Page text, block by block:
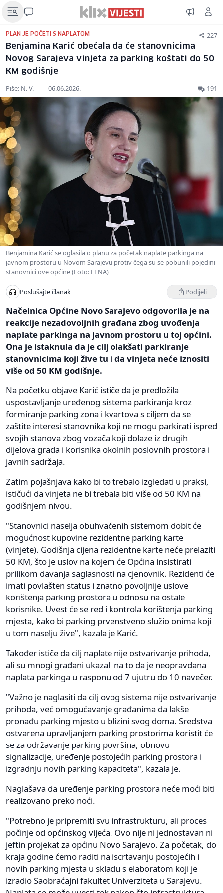
PLAN JE POČETI S NAPLATOM 227
Benjamina Karić obećala da će stanovnicima
Novog Sarajeva vinjeta za parking koštati do 50
KM godišnje
Piše: N. V. | 06.06.2026. 191
Benjamina Karić se oglasila o planu za početak naplate parkinga na
javnom prostoru u Novom Sarajevu protiv čega su se pobunili pojedini
stanovnici ove općine (Foto: FENA)
Poslušajte članak Podijeli
Načelnica Općine Novo Sarajevo odgovorila je na
reakcije nezadovoljnih građana zbog uvođenja
naplate parkinga na javnom prostoru u toj općini.
Ona je istaknula da je cilj olakšati parkiranje
stanovnicima koji žive tu i da vinjeta neće iznositi
više od 50 KM godišnje.
Na početku objave Karić ističe da je predložila
uspostavljanje uređenog sistema parkiranja kroz
formiranje parking zona i kvartova s ciljem da se
zaštite interesi stanovnika koji ne mogu parkirati ispred
svojih stanova zbog vozača koji dolaze iz drugih
dijelova grada i korisnika okolnih poslovnih prostora i
javnih sadržaja.
Zatim pojašnjava kako bi to trebalo izgledati u praksi,
ističući da vinjeta ne bi trebala biti više od 50 KM na
godišnjem nivou.
"Stanovnici naselja obuhvaćenih sistemom dobit će
mogućnost kupovine rezidentne parking karte
(vinjete). Godišnja cijena rezidentne karte neće prelaziti
50 KM, što je uslov na kojem će Općina insistirati
prilikom davanja saglasnosti na cjenovnik. Rezidenti će
imati povlašten status i znatno povoljnije uslove
korištenja parking prostora u odnosu na ostale
korisnike. Uvest će se red i kontrola korištenja parking
mjesta, kako bi parking prvenstveno služio onima koji
u tom naselju žive", kazala je Karić.
Također ističe da cilj naplate nije ostvarivanje prihoda,
ali su mnogi građani ukazali na to da je neopravdana
naplata parkinga u rasponu od 7 ujutru do 10 navečer.
"Važno je naglasiti da cilj ovog sistema nije ostvarivanje
prihoda, već omogućavanje građanima da lakše
pronađu parking mjesto u blizini svog doma. Sredstva
ostvarena upravljanjem parking prostorima koristit će
se za održavanje parking površina, obnovu
signalizacije, uređenje postojećih parking prostora i
izgradnju novih parking kapaciteta", kazala je.
Naglašava da uređenje parking prostora neće moći biti
realizovano preko noći.
"Potrebno je pripremiti svu infrastrukturu, ali proces
počinje od općinskog vijeća. Ovo nije ni jednostavan ni
jeftin projekat za općinu Novo Sarajevo. Za početak, do
kraja godine ćemo raditi na iscrtavanju postojećih i
novih parking mjesta u skladu s elaboratom koji je
izradio Saobraćajni fakultet Univerziteta u Sarajevu.